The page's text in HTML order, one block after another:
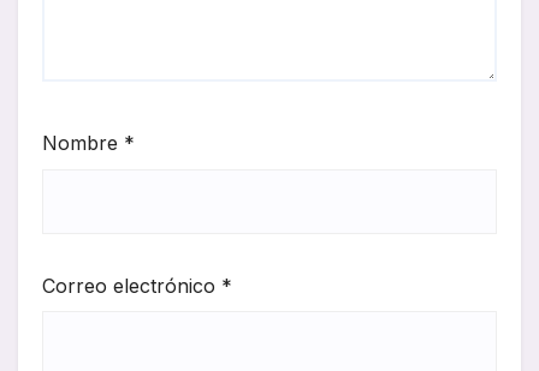
Nombre *
Correo electrónico *